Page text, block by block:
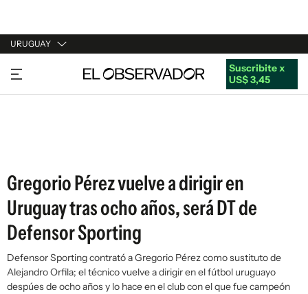
URUGUAY
URUGUAY
ARGENTINA
Suscribite x
US$ 3,45
Gregorio Pérez vuelve a dirigir en
Uruguay tras ocho años, será DT de
Defensor Sporting
Defensor Sporting contrató a Gregorio Pérez como sustituto de
Alejandro Orfila; el técnico vuelve a dirigir en el fútbol uruguayo
despúes de ocho años y lo hace en el club con el que fue campeón